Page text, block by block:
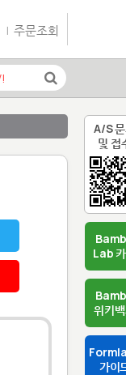
A/S
및 접
Lab
위키
가이
| 주문조회